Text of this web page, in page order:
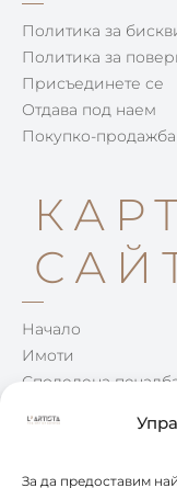
За да предоставим
Политика за
Политика за
Присъединете се
Отдава под наем
Покупко-продажба
Начало
Имоти
Споделена